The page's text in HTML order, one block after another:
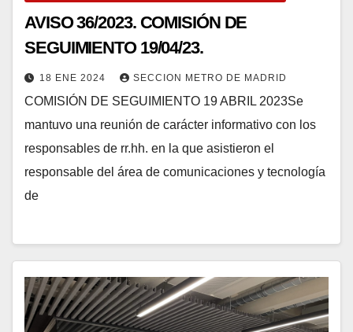
AVISO 36/2023. COMISIÓN DE
SEGUIMIENTO 19/04/23.
18 ENE 2024 SECCION METRO DE MADRID
COMISIÓN DE SEGUIMIENTO 19 ABRIL 2023Se
mantuvo una reunión de carácter informativo con los
responsables de rr.hh. en la que asistieron el
responsable del área de comunicaciones y tecnología
de